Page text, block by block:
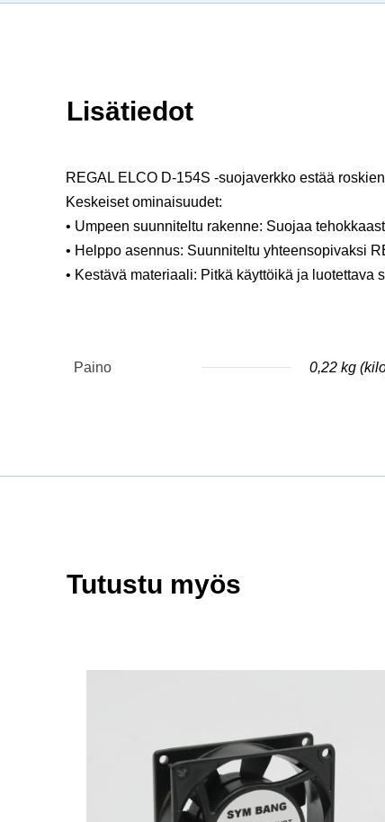
Lisätiedot
REGAL ELCO D-154S -suojaverkko estää
Keskeiset ominaisuudet:
• Umpeen suunniteltu rakenne: Suojaa
• Helppo asennus: Suunniteltu yhteensopivaksi
• Kestävä materiaali: Pitkä käyttöikä ja luotettava
Paino 0,22 kg
Tutustu myös